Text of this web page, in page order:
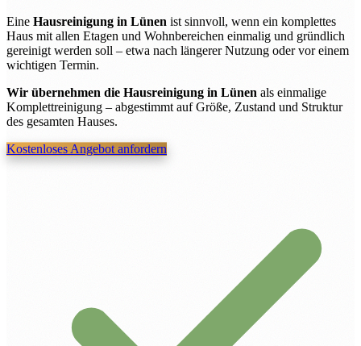
Eine Hausreinigung in Lünen ist sinnvoll, wenn ein komplettes
Haus mit allen Etagen und Wohnbereichen einmalig und gründlich
gereinigt werden soll – etwa nach längerer Nutzung oder vor einem
wichtigen Termin.
Wir übernehmen die Hausreinigung in Lünen als einmalige
Komplettreinigung – abgestimmt auf Größe, Zustand und Struktur
des gesamten Hauses.
Kostenloses Angebot anfordern